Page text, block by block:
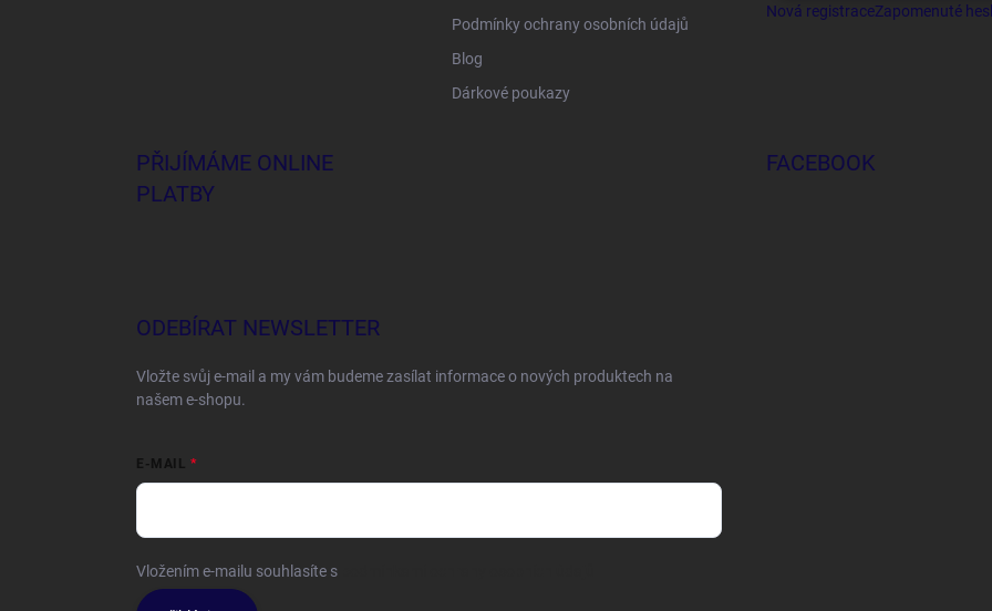
Podmínky ochrany osobních údajů
Blog
Dárkové poukazy
Nová registraceZapomenuté
PŘIJÍMÁME ONLINE
PLATBY
FACEBOOK
ODEBÍRAT NEWSLETTER
Vložte svůj e-mail a my vám budeme zasílat informace o nových produktech na
našem e-shopu.
E-MAIL
Vložením e-mailu souhlasíte s